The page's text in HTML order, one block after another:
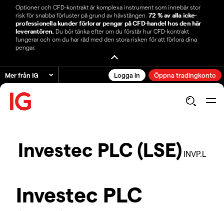
Optioner och CFD-kontrakt är komplexa instrument som innebär stor
risk för snabba förluster på grund av hävstången. 72 % av alla icke-
professionella kunder förlorar pengar på CFD-handel hos den här
leverantören. Du bör tänka efter om du förstår hur CFD-kontrakt
fungerar och om du har råd med den stora risken för att förlora dina
pengar.
Mer från IG Logga in Öppna tradingkonto
Investec PLC (LSE) INVP.L
Investec PLC